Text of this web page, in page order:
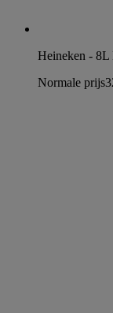
Heineken -
Normale prijs